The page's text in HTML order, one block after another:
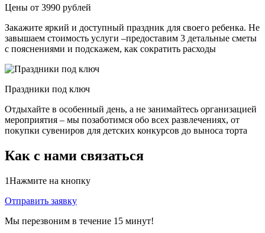
Цены от 3990 рублей
Закажите яркий и доступный праздник для своего ребенка. Не
завышаем стоимость услуги –предоставим 3 детальные сметы
с пояснениями и подскажем, как сократить расходы
Праздники под ключ
Отдыхайте в особенный день, а не занимайтесь организацией
мероприятия – мы позаботимся обо всех развлечениях, от
покупки сувениров для детских конкурсов до выноса торта
Как с нами связаться
1Нажмите на кнопку
Отправить заявку
Мы перезвоним в течение 15 минут!